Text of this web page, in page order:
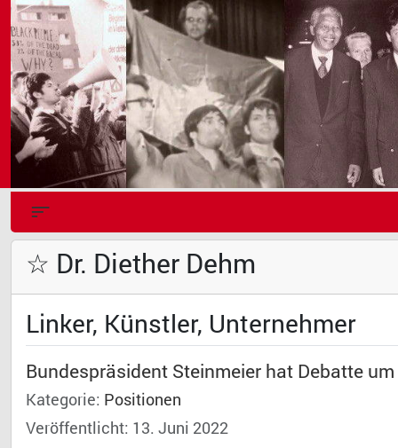
☆ Dr. Diether Dehm
Linker, Künstler, Unternehmer
Bundespräsident Steinmeier hat Debatte
Kategorie: Positionen
Veröffentlicht: 13. Juni 2022